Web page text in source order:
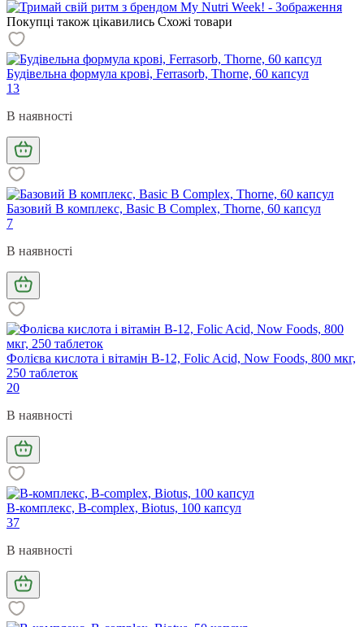
Покупці також цікавились Схожі товари
Будівельна формула крові, Ferrasorb, Thorne, 60 капсул
13
В наявності
Базовий В комплекс, Basic B Complex, Thorne, 60 капсул
7
В наявності
Фолієва кислота і вітамін В-12, Folic Acid, Now Foods, 800 мкг,
250 таблеток
20
В наявності
B-комплекс, B-complex, Biotus, 100 капсул
37
В наявності